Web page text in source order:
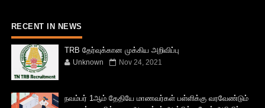
RECENT IN NEWS
TRB தேர்வுக்கான முக்கிய அறிவிப்பு
Unknown Nov 24, 2021
நவம்பர் 1ஆம் தேதியே மாணவர்கள் பள்ளிக்கு வரவேண்டும்